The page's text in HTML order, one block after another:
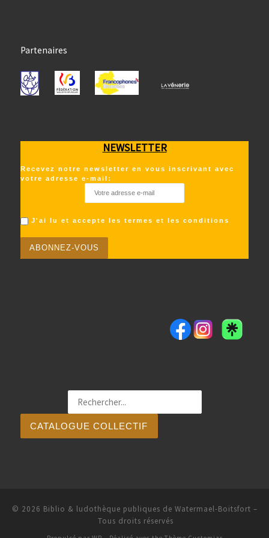
Partenaires
NEWSLETTER
Recevez notre newsletter en vous inscrivant avec
votre adresse e-mail:
J'ai lu et accepte les termes et les conditions
CATALOGUE COLLECTIF
© 2026 Biblio & ludothèque publiques de Watermael-Boitsfort –
Tous droits réservés